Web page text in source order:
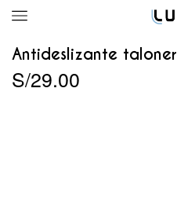
Antideslizante
S/29.00